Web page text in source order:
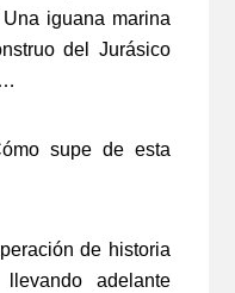
iguana marina
del Jurásico
supe de esta
de historia
adelante